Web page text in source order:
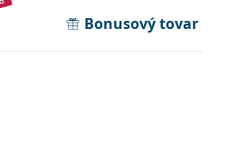
Bonusový tovar